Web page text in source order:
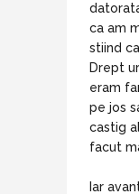
ca am
stiind
Drept
eram
pe jos
castig
facut
Iar